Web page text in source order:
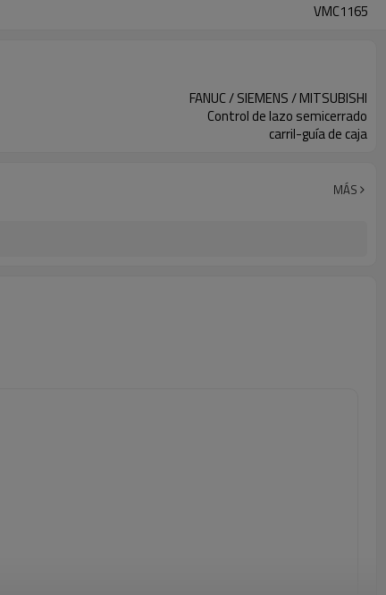
VMC1165
FANUC / SIEMENS / MITSUBISHI
Control de lazo semicerrado
carril-guía de caja
MÁS